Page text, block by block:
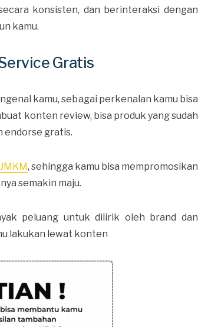
konsisten, dan berinteraksi dengan
kamu.
Gratis
kamu, sebagai perkenalan kamu bisa
konten review, bisa produk yang sudah
endorse gratis.
, sehingga kamu bisa mempromosikan
semakin maju.
peluang untuk dilirik oleh brand dan
lakukan lewat konten